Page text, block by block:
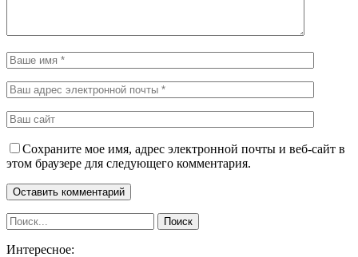
Сохраните мое имя, адрес электронной почты и веб-сайт в
этом браузере для следующего комментария.
Интересное: